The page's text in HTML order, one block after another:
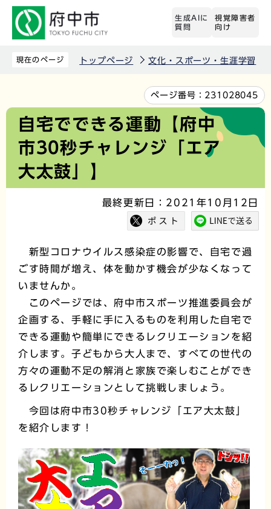
先
生成AIに
質問
視覚障害者
向け
現在のページ トップページ 文化・スポーツ・生涯学習
文
ページ番号： 231028045
自宅でできる運動【府中
市30秒チャレンジ「エア
大太鼓」】
最終更新日：2021年10月12日
新型コロナウイルス感染症の影響で、自宅で過
ごす時間が増え、体を動かす機会が少なくなって
いませんか。
このページでは、府中市スポーツ推進委員会が
企画する、手軽に手に入るものを利用した自宅で
できる運動や簡単にできるレクリエーションを紹
介します。子どもから大人まで、すべての世代の
方々の運動不足の解消と家族で楽しむことができ
るレクリエーションとして挑戦しましょう。
今回は府中市30秒チャレンジ「エア大太鼓」
を紹介します！